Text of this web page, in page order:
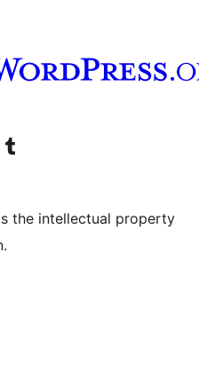
channel
Visit our Tumblr account
the intellectual property